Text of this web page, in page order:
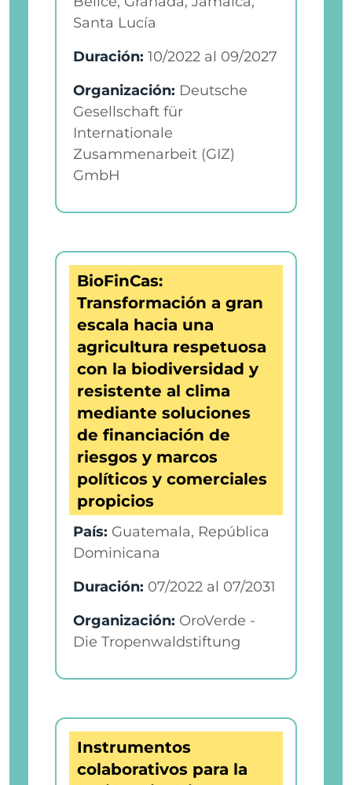
Santa Lucía
Duración: 10/2022 al 09/2027
Organización: Deutsche
Gesellschaft für
Internationale
Zusammenarbeit (GIZ)
GmbH
BioFinCas:
Transformación a gran
escala hacia una
agricultura respetuosa
con la biodiversidad y
resistente al clima
mediante soluciones
de financiación de
riesgos y marcos
políticos y comerciales
propicios
País: Guatemala, República
Dominicana
Duración: 07/2022 al 07/2031
Organización: OroVerde -
Die Tropenwaldstiftung
Instrumentos
colaborativos para la